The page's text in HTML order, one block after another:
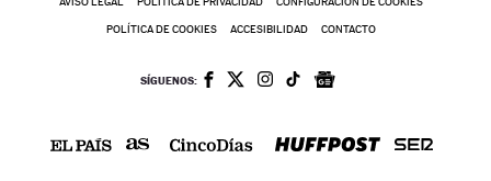
POLÍTICA DE COOKIES ACCESIBILIDAD CONTACTO
SÍGUENOS: